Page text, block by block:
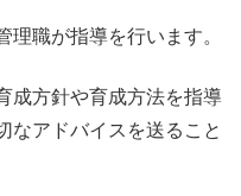
理職が指導を行います。
成方針や育成方法を指導
なアドバイスを送ること